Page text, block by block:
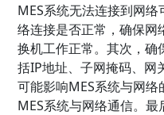
MES系统无法连接到网
络连接是否正常，确保网
换机工作正常。其次，确
括IP地址、子网掩码、网
可能影响MES系统与网
MES系统与网络通信。